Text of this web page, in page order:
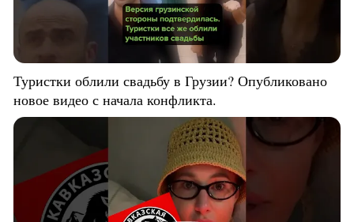
Туристки облили свадьбу в Грузии? Опубликовано
новое видео с начала конфликта.